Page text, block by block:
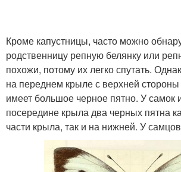
Кроме капустницы, часто можно
родственницу репную белянку или
похожи, потому их легко спутать.
на переднем крыле с верхней
имеет большое черное пятно. У самок
посередине крыла два черных пятна
части крыла, так и на нижней. У